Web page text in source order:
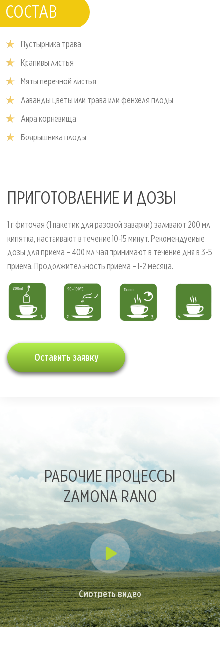
СОСТАВ
Пустырника трава
Крапивы листья
Мяты перечной листья
Лаванды цветы или трава или фенхеля плоды
Аира корневища
Боярышника плоды
ПРИГОТОВЛЕНИЕ И ДОЗЫ
1 г фиточая (1 пакетик для разовой заварки) заливают 200 мл
кипятка, настаивают в течение 10-15 минут. Рекомендуемые
дозы для приема – 400 мл чая принимают в течение дня в 3-5
приема. Продолжительность приема – 1-2 месяца.
Оставить заявку
РАБОЧИЕ ПРОЦЕССЫ
ZAMONA RANO
Смотреть видео